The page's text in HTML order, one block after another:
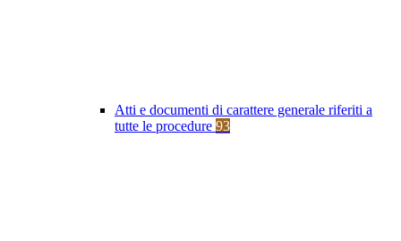
Atti e documenti di carattere generale riferiti a
tutte le procedure 93